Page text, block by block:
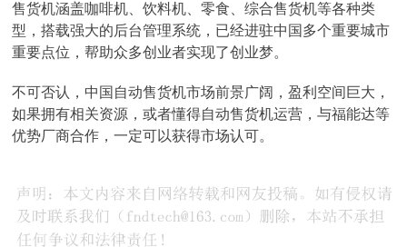
售货机涵盖咖啡机、饮料机、零食、综合售货机等各种类
型，搭载强大的后台管理系统，已经进驻中国多个重要城市
重要点位，帮助众多创业者实现了创业梦。
不可否认，中国自动售货机市场前景广阔，盈利空间巨大，
如果拥有相关资源，或者懂得自动售货机运营，与福能达等
优势厂商合作，一定可以获得市场认可。